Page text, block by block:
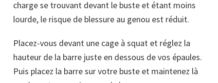
charge se trouvant devant le buste et étant moins
lourde, le risque de blessure au genou est réduit.
Placez-vous devant une cage à squat et réglez la
hauteur de la barre juste en dessous de vos épaules.
Puis placez la barre sur votre buste et maintenez là